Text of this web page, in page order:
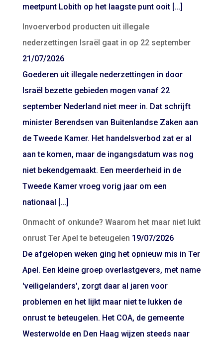
meetpunt Lobith op het laagste punt ooit […]
Invoerverbod producten uit illegale
nederzettingen Israël gaat in op 22 september
21/07/2026
Goederen uit illegale nederzettingen in door
Israël bezette gebieden mogen vanaf 22
september Nederland niet meer in. Dat schrijft
minister Berendsen van Buitenlandse Zaken aan
de Tweede Kamer. Het handelsverbod zat er al
aan te komen, maar de ingangsdatum was nog
niet bekendgemaakt. Een meerderheid in de
Tweede Kamer vroeg vorig jaar om een
nationaal […]
Onmacht of onkunde? Waarom het maar niet lukt
onrust Ter Apel te beteugelen 19/07/2026
De afgelopen weken ging het opnieuw mis in Ter
Apel. Een kleine groep overlastgevers, met name
'veiligelanders', zorgt daar al jaren voor
problemen en het lijkt maar niet te lukken de
onrust te beteugelen. Het COA, de gemeente
Westerwolde en Den Haag wijzen steeds naar